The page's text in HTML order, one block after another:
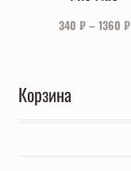
340₽–1360₽
Корзина